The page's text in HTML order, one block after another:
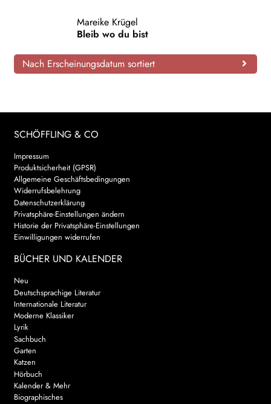
WEITERE VERLAGE
Search:
Mareike Krügel
Bleib wo du bist
Nach Erscheinungsdatum sortiert
SCHÖFFLING & CO
Impressum
Produktsicherheit (GPSR)
Allgemeine Geschäftsbedingungen
Widerrufsbelehrung
Datenschutzerklärung
Privatsphäre-Einstellungen ändern
Historie der Privatsphäre-Einstellungen
Einwilligungen widerrufen
BÜCHER UND KALENDER
Neu
Deutschsprachige Literatur
Internationale Literatur
Moderne Klassiker
Lyrik
Sachbuch
Garten
Katzen
Hörbuch
Kalender & Mehr
Biographisches